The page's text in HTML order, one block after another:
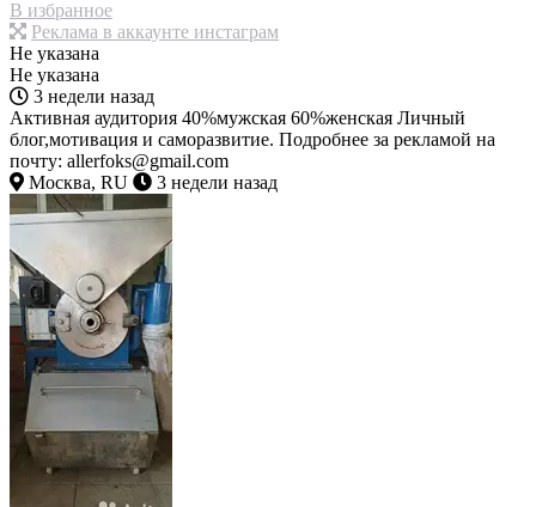
В избранное
Реклама в аккаунте инстаграм
Не указана
Не указана
3 недели назад
Активная аудитория 40%мужская 60%женская Личный
блог,мотивация и саморазвитие. Подробнее за рекламой на
почту: allerfoks@gmail.com
Москва, RU
3 недели назад